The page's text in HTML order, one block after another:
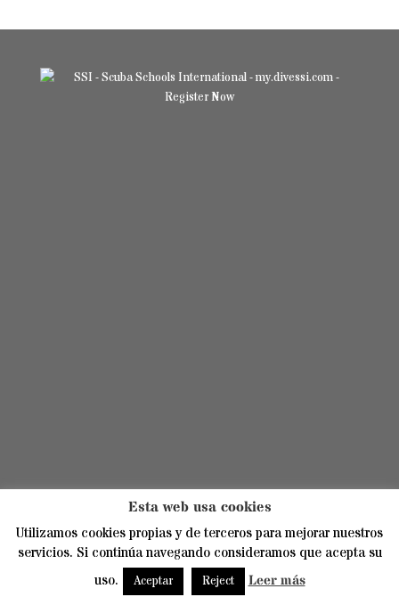
©2018-2022 Scuba Moraira. Todos los derechos reservados. ·
Privacidad, aviso legal y cookies
⚡Teamhost
Esta web usa cookies
Utilizamos cookies propias y de terceros para mejorar nuestros
servicios. Si continúa navegando consideramos que acepta su
uso.
Aceptar Reject Leer más